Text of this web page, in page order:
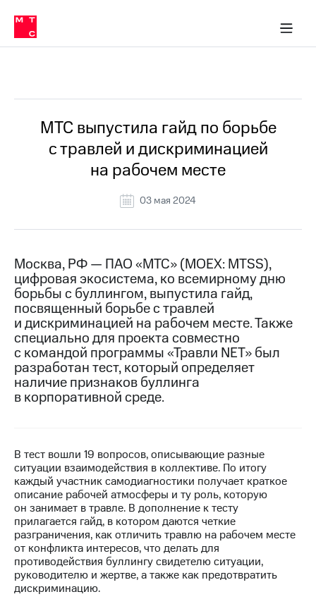
Медиа-центр
и акционерам
Устойчивое развитие
Комплаенс и деловая этика
компании
Карьера
История
компании
Руководство
информация
Контакты
Медиа-центр
Пресс-
релизы
МТС
о технологиях
Достижения
Интервью
Контакты
Новости
в
регионе
и акционерам
Корпоративное
управление
в МТС
Пресс-
релизы
о технологиях
МТС выпустила гайд по борьбе
с травлей и дискриминацией
на рабочем месте
03 мая 2024
Москва, РФ — ПАО «МТС» (MOEX: MTSS),
цифровая экосистема, ко всемирному дню
борьбы с буллингом, выпустила гайд,
посвященный борьбе с травлей
и дискриминацией на рабочем месте. Также
специально для проекта совместно
с командой программы «Травли NET» был
разработан тест, который определяет
наличие признаков буллинга
в корпоративной среде.
В тест вошли 19 вопросов, описывающие разные
ситуации взаимодействия в коллективе. По итогу
каждый участник самодиагностики получает краткое
описание рабочей атмосферы и ту роль, которую
он занимает в травле. В дополнение к тесту
прилагается гайд, в котором даются четкие
разграничения, как отличить травлю на рабочем месте
от конфликта интересов, что делать для
противодействия буллингу свидетелю ситуации,
руководителю и жертве, а также как предотвратить
дискриминацию.